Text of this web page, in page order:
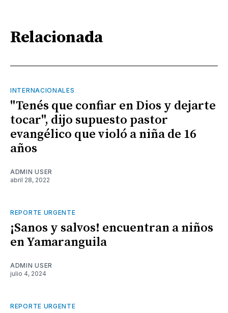
Relacionada
INTERNACIONALES
"Tenés que confiar en Dios y dejarte
tocar", dijo supuesto pastor
evangélico que violó a niña de 16
años
ADMIN USER
abril 28, 2022
REPORTE URGENTE
¡Sanos y salvos! encuentran a niños
en Yamaranguila
ADMIN USER
julio 4, 2024
REPORTE URGENTE